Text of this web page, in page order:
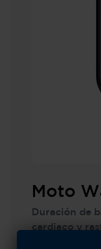
Moto
Duración de
cardiaco y